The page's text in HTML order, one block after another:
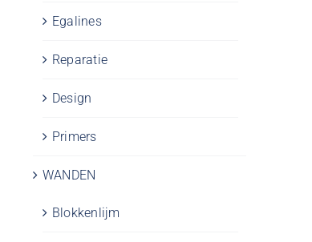
Egalines
Reparatie
Design
Primers
WANDEN
Blokkenlijm